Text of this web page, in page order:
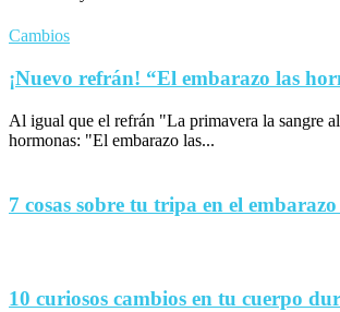
Cambios
¡Nuevo refrán! “El embarazo las
Al igual que el refrán "La primavera la sangre
hormonas: "El embarazo las...
7 cosas sobre tu tripa en el
10 curiosos cambios en tu cuerpo